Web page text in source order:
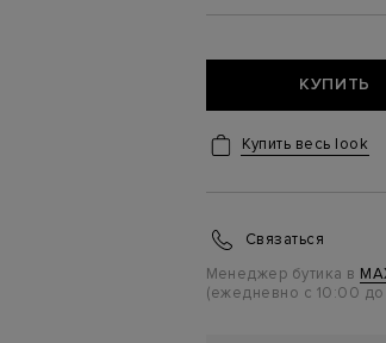
КУПИТЬ
Купить весь look
Связаться
Менеджер бутика в
(ежедневно с 10:00 до